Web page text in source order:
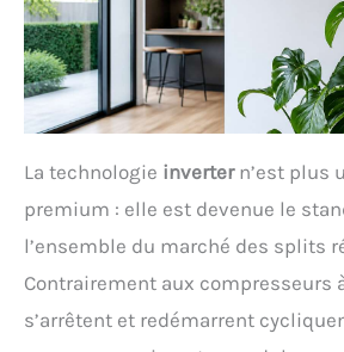
La technologie invertern’est plus
premium : elle est devenue le
l’ensemble du marché des splits
Contrairement aux compresseurs
s’arrêtent et redémarrent